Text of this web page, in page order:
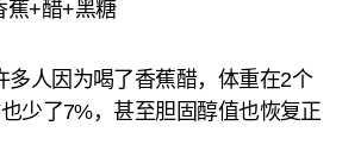
多人因为喝了香蕉醋，体重在2个
少了7%，甚至胆固醇值也恢复正